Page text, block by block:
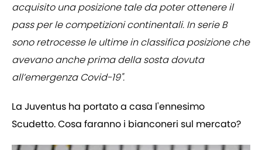
acquisito una posizione tale da poter ottenere il
pass per le competizioni continentali. In serie B
sono retrocesse le ultime in classifica posizione che
avevano anche prima della sosta dovuta
all’emergenza Covid-19".
La Juventus ha portato a casa l'ennesimo
Scudetto. Cosa faranno i bianconeri sul mercato?